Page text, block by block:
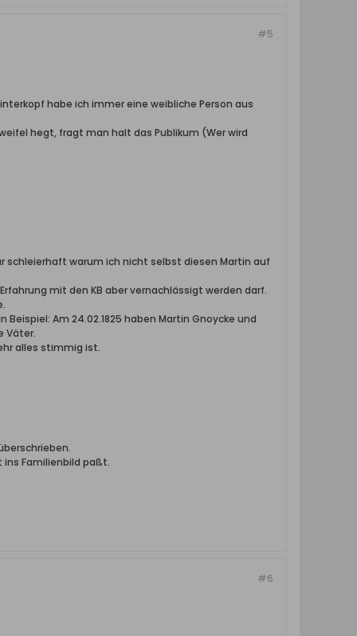
#5
habe ich immer eine weibliche Person aus
hegt, fragt man halt das Publikum (Wer wird
schleierhaft warum ich nicht selbst diesen Martin auf
mit den KB aber vernachlässigt werden darf.
Am 24.02.1825 haben Martin Gnoycke und
Väter.
alles stimmig ist.
ins Familienbild paßt.
#6